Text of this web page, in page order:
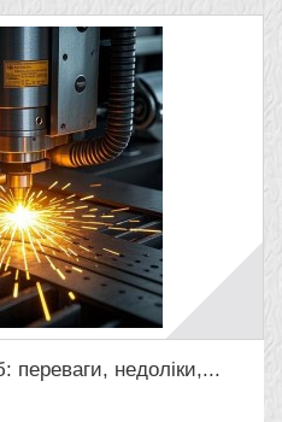
переваги, недоліки,...